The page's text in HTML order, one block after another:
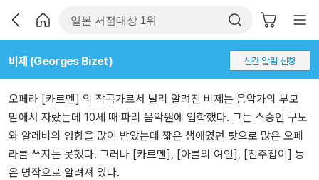
비제 (Georges Bizet) 신간 알림 신청
오페라 [카르멘] 의 작곡가로서 널리 알려진 비제는 음악가의 부모
밑에서 자랐는데 10세 때 파리 음악원에 입학했다. 그는 스승인 구노
와 알레비의 영향을 많이 받았는데 짧은 생애였던 탓으로 많은 오페
라를 쓰지는 못했다. 그러나 [카르멘], [아를의 여인], [진주잡이] 등
은 명작으로 알려져 있다.